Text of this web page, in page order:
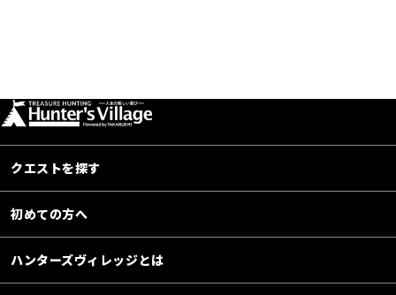
クエストを探す
初めての方へ
ハンターズヴィレッジとは